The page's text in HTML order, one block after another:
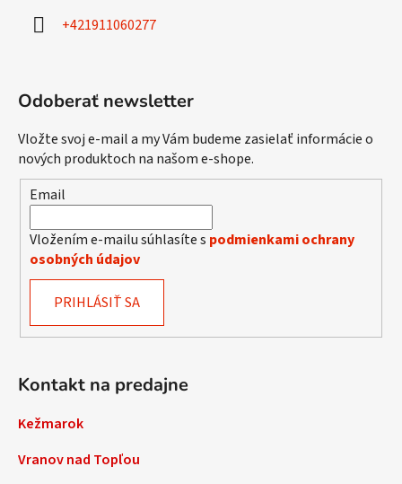
+421911060277
Odoberať newsletter
Vložte svoj e-mail a my Vám budeme zasielať informácie o
nových produktoch na našom e-shope.
Email
Vložením e-mailu súhlasíte s podmienkami ochrany
osobných údajov
PRIHLÁSIŤ SA
Kontakt na predajne
Kežmarok
Vranov nad Topľou